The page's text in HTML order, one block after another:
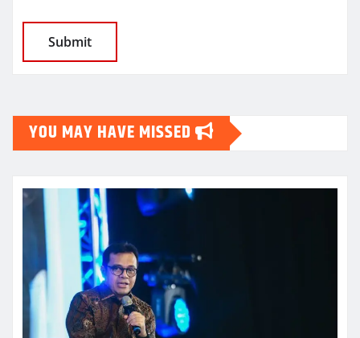
YOU MAY HAVE MISSED